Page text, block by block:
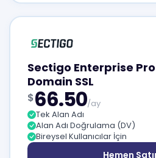
Sectigo Enterprise Pro
Domain SSL
$66.50/ay
Tek Alan Adı
Alan Adı Doğrulama (DV)
Bireysel Kullanıcılar İçin
Hemen